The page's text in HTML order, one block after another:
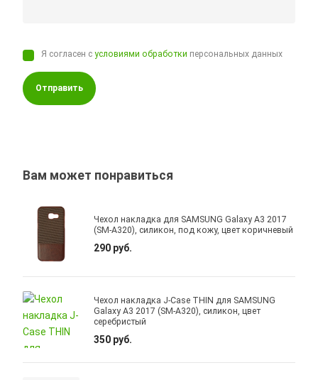
Я согласен сусловиями обработки персональных данных
Отправить
Вам может понравиться
Чехол накладка для SAMSUNG Galaxy A3 2017
(SM-A320), силикон, под кожу, цвет коричневый
290 руб.
Чехол накладка J-Case THIN для SAMSUNG
Galaxy A3 2017 (SM-A320), силикон, цвет
серебристый
350 руб.